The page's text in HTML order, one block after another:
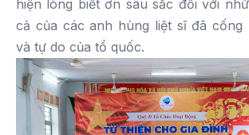
hiện lòng biết ơn sâu sắc đối với
cả của các anh hùng liệt sĩ đã cống
và tự do của tổ quốc.